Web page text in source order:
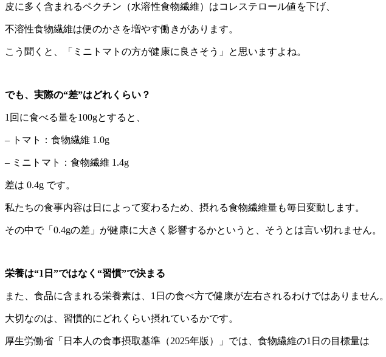
皮に多く含まれるペクチン（水溶性食物繊維）はコレステロール値を下げ、
不溶性食物繊維は便のかさを増やす働きがあります。
こう聞くと、「ミニトマトの方が健康に良さそう」と思いますよね。
でも、実際の“差”はどれくらい？
1回に食べる量を100gとすると、
– トマト：食物繊維 1.0g
– ミニトマト：食物繊維 1.4g
差は 0.4g です。
私たちの食事内容は日によって変わるため、摂れる食物繊維量も毎日変動します。
その中で「0.4gの差」が健康に大きく影響するかというと、そうとは言い切れません。
栄養は“1日”ではなく“習慣”で決まる
また、食品に含まれる栄養素は、1日の食べ方で健康が左右されるわけではありません。
大切なのは、習慣的にどれくらい摂れているかです。
厚生労働省「日本人の食事摂取基準（2025年版）」では、食物繊維の1日の目標量は